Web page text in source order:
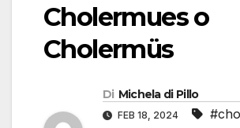
Cholermues o
Cholermüs
Di Michela di Pillo
FEB 18, 2024